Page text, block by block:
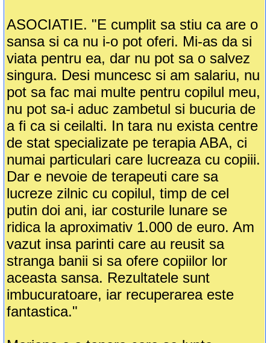
ASOCIATIE. "E cumplit sa stiu ca are o
sansa si ca nu i-o pot oferi. Mi-as da si
viata pentru ea, dar nu pot sa o salvez
singura. Desi muncesc si am salariu, nu
pot sa fac mai multe pentru copilul meu,
nu pot sa-i aduc zambetul si bucuria de
a fi ca si ceilalti. In tara nu exista centre
de stat specializate pe terapia ABA, ci
numai particulari care lucreaza cu copiii.
Dar e nevoie de terapeuti care sa
lucreze zilnic cu copilul, timp de cel
putin doi ani, iar costurile lunare se
ridica la aproximativ 1.000 de euro. Am
vazut insa parinti care au reusit sa
stranga banii si sa ofere copiilor lor
aceasta sansa. Rezultatele sunt
imbucuratoare, iar recuperarea este
fantastica."